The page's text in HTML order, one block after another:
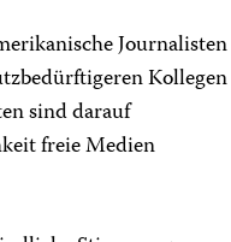
Journalisten
Kollegen
sind darauf
freie Medien